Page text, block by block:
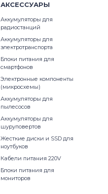
АКСЕССУАРЫ
Аккумуляторы для
радиостанций
Аккумуляторы для
электротранспорта
Блоки питания для
смартфонов
Электронные компоненты
(микросхемы)
Аккумуляторы для
пылесосов
Аккумуляторы для
шуруповертов
Жесткие диски и SSD для
ноутбуков
Кабели питания 220V
Блоки питания для
мониторов